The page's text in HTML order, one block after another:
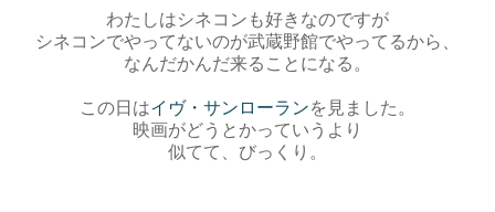
わたしはシネコンも好きなのですが
シネコンでやってないのが武蔵野館でやってるから、
なんだかんだ来ることになる。
この日はイヴ・サンローランを見ました。
映画がどうとかっていうより
似てて、びっくり。